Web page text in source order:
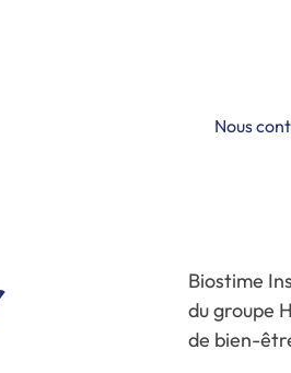
Nous
Biostime
du groupe
de bien-